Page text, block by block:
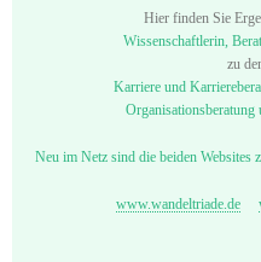
Hier finden Sie
Wissenschaftlerin,
zu
Karriere und
Organisationsberatung
Neu im Netz sind die beiden Websites
www.wandeltriade.de